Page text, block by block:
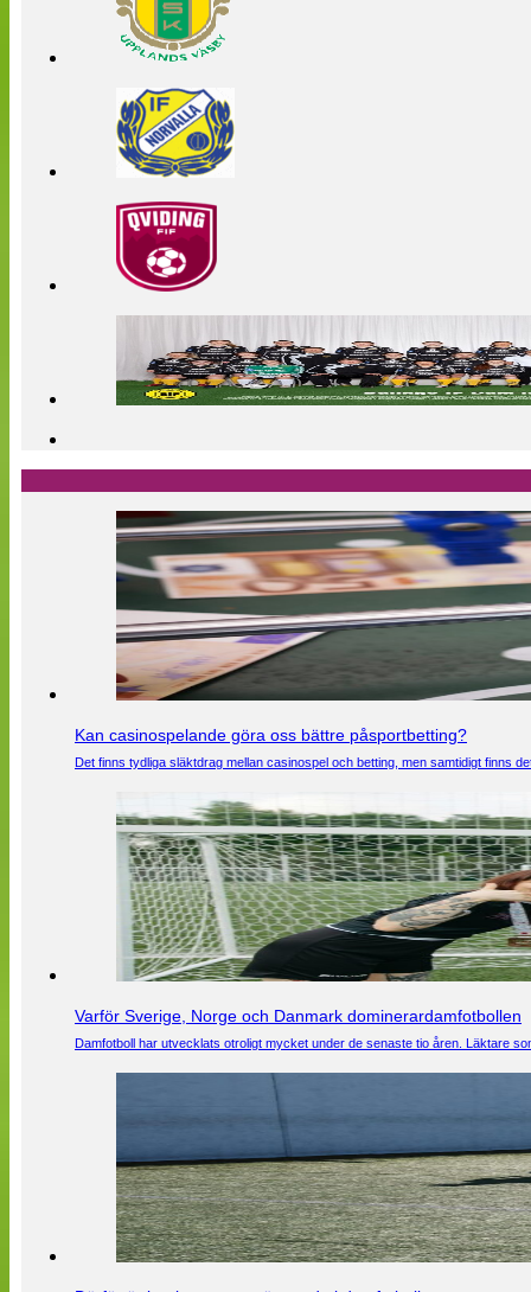
Kan casinospelande göra oss bättre påsportbetting?
Det finns tydliga släktdrag mellan casinospel och betting, men samtidigt finns
Varför Sverige, Norge och Danmark dominerardamfotbollen
Damfotboll har utvecklats otroligt mycket under de senaste tio åren. Läktare